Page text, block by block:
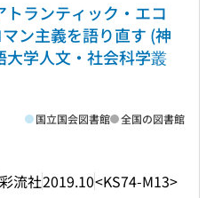
トランティック・エコ
ン主義を語り直す (神
大学人文・社会科学叢
彩流社2019.10<KS74-M13>
国立国会図書館 全国の図書館